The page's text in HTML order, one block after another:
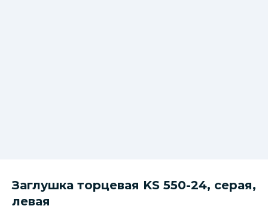
Заглушка торцевая KS 550-24, серая,
левая